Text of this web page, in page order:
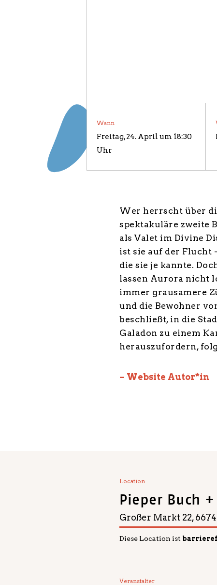
ÜBER
Wann
Freitag, 24. April um 18:30
Uhr
Wer herrscht über
spektakuläre zweite
als Valet im Divine
ist sie auf der Flucht
die sie je kannte.
lassen Aurora nicht
immer grausamere
und die Bewohner
beschließt, in die
Galadon zu einem
herauszufordern,
– Website Autor*in
Location
Pieper Buch
Großer Markt 22,
Diese Location ist
Veranstalter